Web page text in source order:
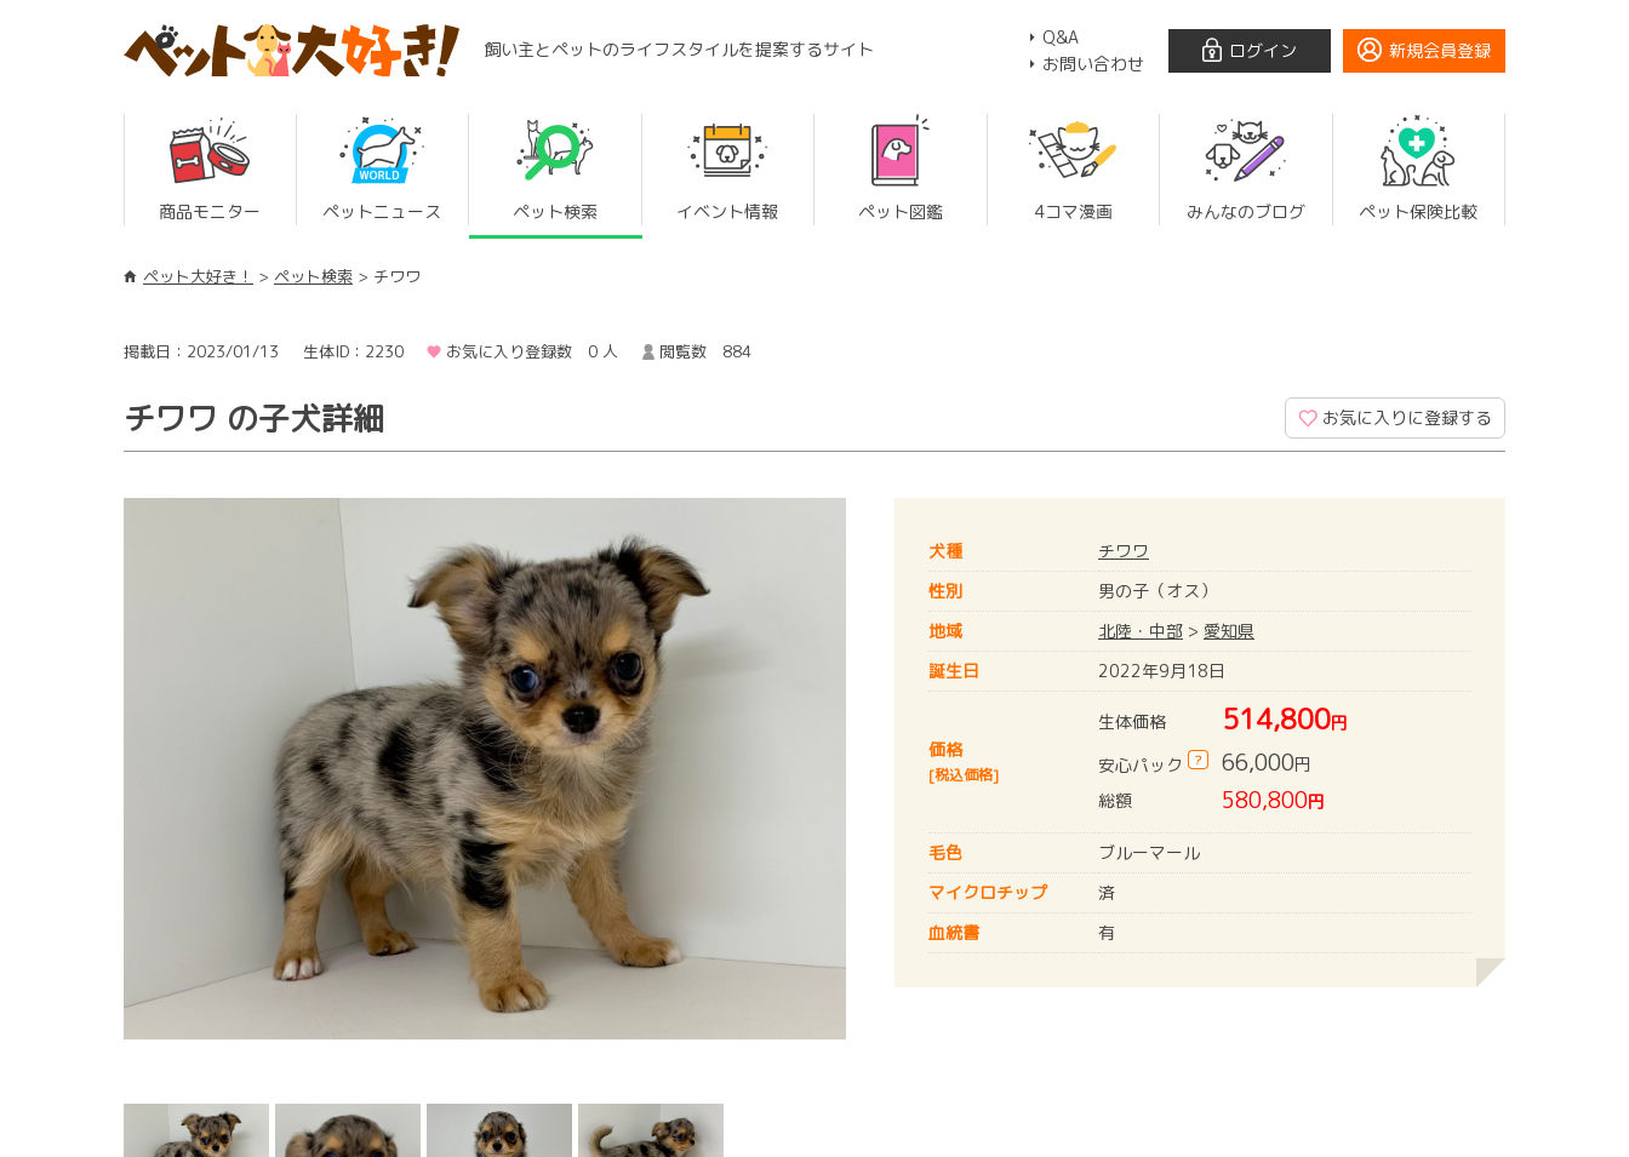
飼い主とペットのライフスタイルを提案するサイト
Q&A
お問い合わせ
ログイン 新規会員登録
商品モニター ペットニュース ペット検索 イベント情報 ペット図鑑 4コマ漫画 みんなのブログ ペット保険比較
ペット大好き！ ペット検索 チワワ
掲載日：2023/01/13 生体ID：2230 お気に入り登録数 0 人 閲覧数 884
チワワ の子犬詳細 お気に入りに登録する
犬種
チワワ
性別
男の子（オス）
地域
北陸・中部 > 愛知県
誕生日
2022年9月18日
価格
[税込価格]
生体価格 514,800円
安心パック
? 66,000円
総額
580,800円
毛色
ブルーマール
マイクロチップ
済
血統書
有